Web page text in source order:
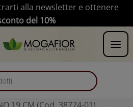
alla newsletter e ottenere
del 10%
modal-check